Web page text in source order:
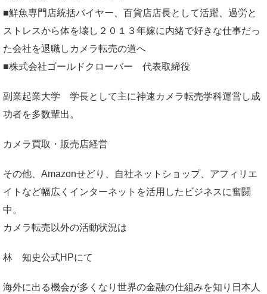
■鮮魚専門店統括バイヤー、百貨店店長として活躍、過労と
ストレスから体を壊し２０１３年嫁に内緒で好きな仕事だっ
た会社を退職しカメラ転売の道へ
■株式会社ゴールドクローバー 代表取締役
副業起業大学 学長として主に神速カメラ転売学科運営し成
功者を多数輩出。
カメラ買取・販売店経営
その他、Amazonせどり、自社ネットショップ、アフィリエ
イトなど幅広くインターネットを活用したビジネスに奮闘
中。
カメラ転売以外の活動状況は
林 知史公式HPにて
海外に出る機会が多くなり世界の金融の仕組みを知り日本人